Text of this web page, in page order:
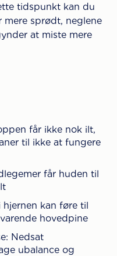
tidspunkt kan du
sprødt, neglene
at miste mere
får ikke nok ilt,
til ikke at fungere
får huden til
kan føre til
hovedpine
Nedsat
ubalance og